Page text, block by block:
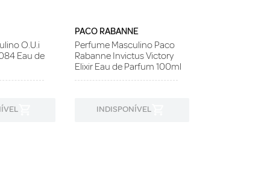
O.U.i
Eau de
PACO RABANNE
Perfume Masculino Paco
Rabanne Invictus Victory
Elixir Eau de Parfum 100ml
INDISPONÍVEL